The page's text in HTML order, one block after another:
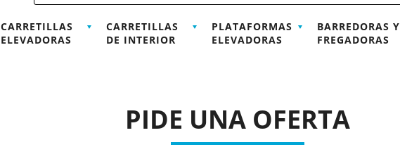
CARRETILLAS
ELEVADORAS
CARRETILLAS
DE INTERIOR
PLATAFORMAS
ELEVADORAS
BARREDORAS Y
FREGADORAS
PIDE UNA OFERTA